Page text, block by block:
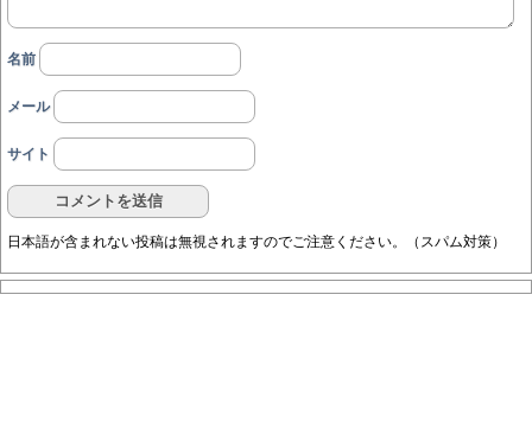
名前
メール
サイト
日本語が含まれない投稿は無視されますのでご注意ください。（スパム対策）